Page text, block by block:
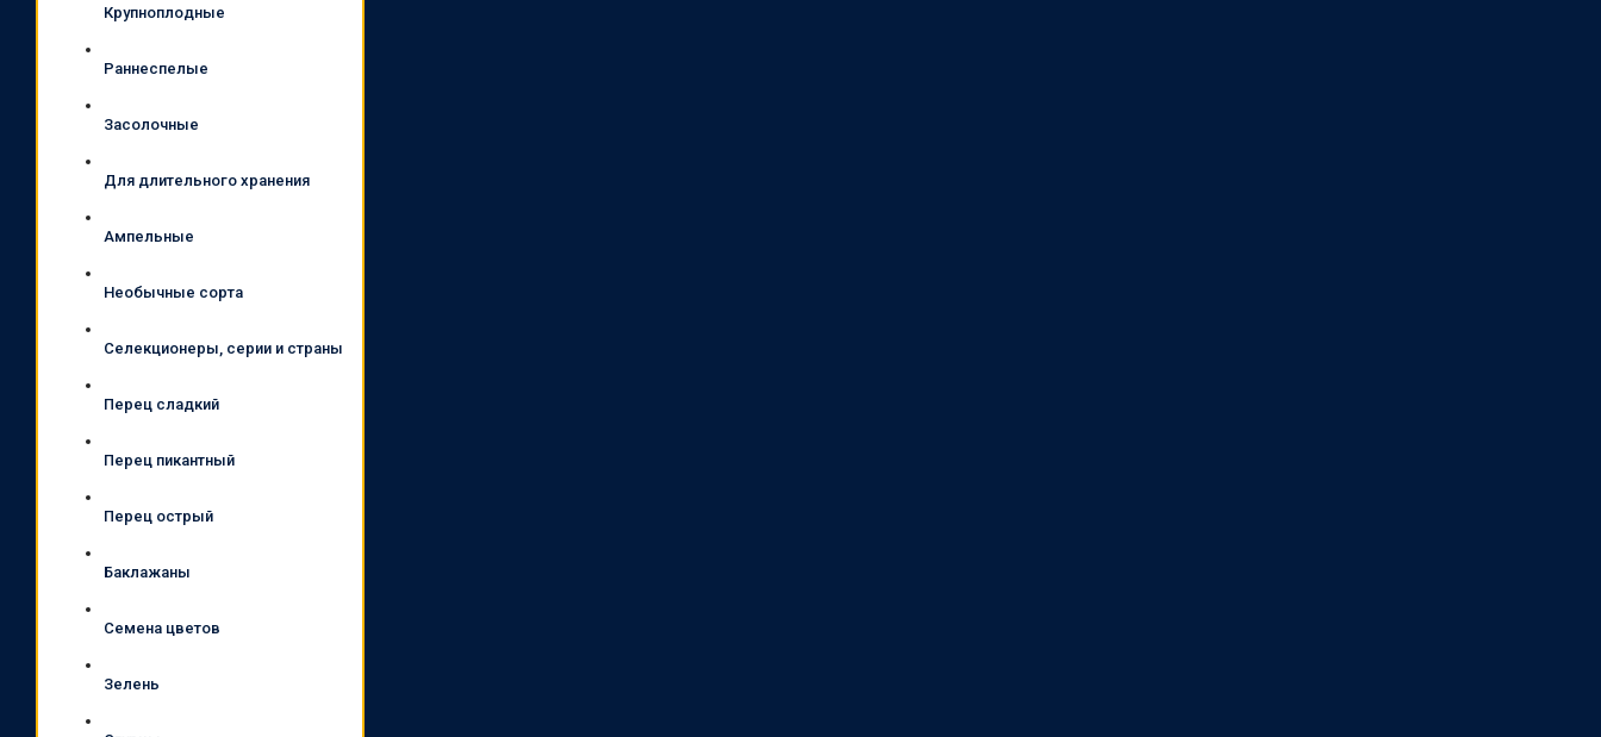
Крупноплодные
Раннеспелые
Засолочные
Для длительного хранения
Ампельные
Необычные сорта
Селекционеры, серии и страны
Перец сладкий
Перец пикантный
Перец острый
Баклажаны
Семена цветов
Зелень